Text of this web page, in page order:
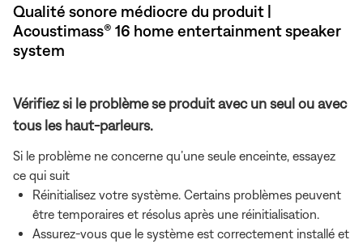
Qualité sonore médiocre du produit |
Acoustimass® 16 home entertainment speaker
system
Vérifiez si le problème se produit avec un seul ou avec
tous les haut-parleurs.
Si le problème ne concerne qu’une seule enceinte, essayez
ce qui suit
Réinitialisez votre système. Certains problèmes peuvent
être temporaires et résolus après une réinitialisation.
Assurez-vous que le système est correctement installé et